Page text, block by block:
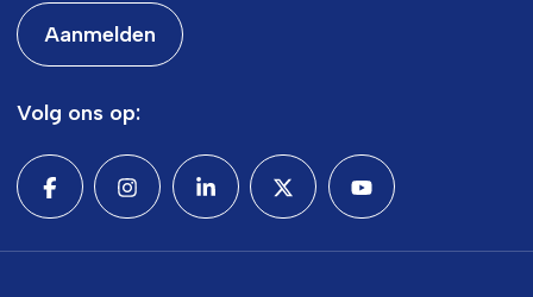
Aanmelden
Volg ons op: